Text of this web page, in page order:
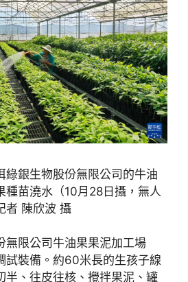
綠銀生物股份無限公司的牛油
種苗澆水（10月28日攝，無人
者 陳欣波 攝
無限公司牛油果果泥加工場
試裝備。約60米長的生孩子線
半、往皮往核、攪拌果泥、罐